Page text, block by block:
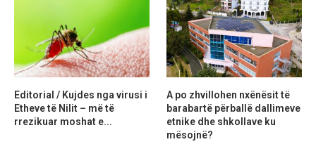
Editorial / Kujdes nga virusi i
Etheve të Nilit – më të
rrezikuar moshat e...
A po zhvillohen nxënësit të
barabartë përballë dallimeve
etnike dhe shkollave ku
mësojnë?